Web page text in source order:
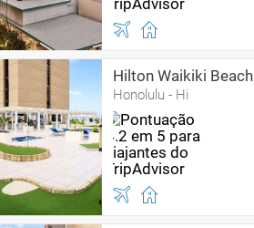
Hilton Waikiki
Honolulu - Hi